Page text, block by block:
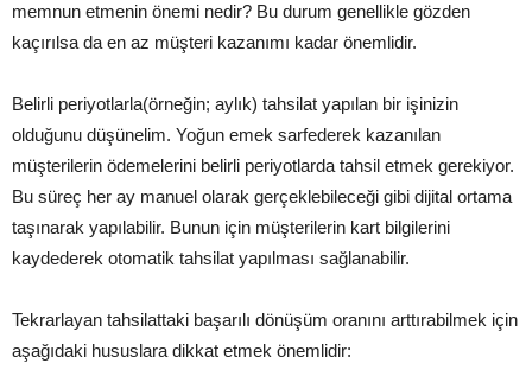
memnun etmenin önemi nedir? Bu durum genellikle gözden
kaçırılsa da en az müşteri kazanımı kadar önemlidir.
Belirli periyotlarla(örneğin; aylık) tahsilat yapılan bir işinizin
olduğunu düşünelim. Yoğun emek sarfederek kazanılan
müşterilerin ödemelerini belirli periyotlarda tahsil etmek gerekiyor.
Bu süreç her ay manuel olarak gerçeklebileceği gibi dijital ortama
taşınarak yapılabilir. Bunun için müşterilerin kart bilgilerini
kaydederek otomatik tahsilat yapılması sağlanabilir.
Tekrarlayan tahsilattaki başarılı dönüşüm oranını arttırabilmek için
aşağıdaki hususlara dikkat etmek önemlidir: